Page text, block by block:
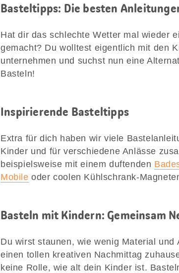
Basteltipps: Die besten
Hat dir das schlechte Wetter mal wieder
gemacht? Du wolltest eigentlich mit den
unternehmen und suchst nun eine
Basteln!
Inspirierende Basteltipps
Extra für dich haben wir viele
Kinder und für verschiedene Anlässe
beispielsweise mit einem duftenden
Mobile oder coolen Kühlschrank-
Basteln mit Kindern: Gemeinsam
Du wirst staunen, wie wenig Material
einen tollen kreativen Nachmittag
keine Rolle, wie alt dein Kinder ist.